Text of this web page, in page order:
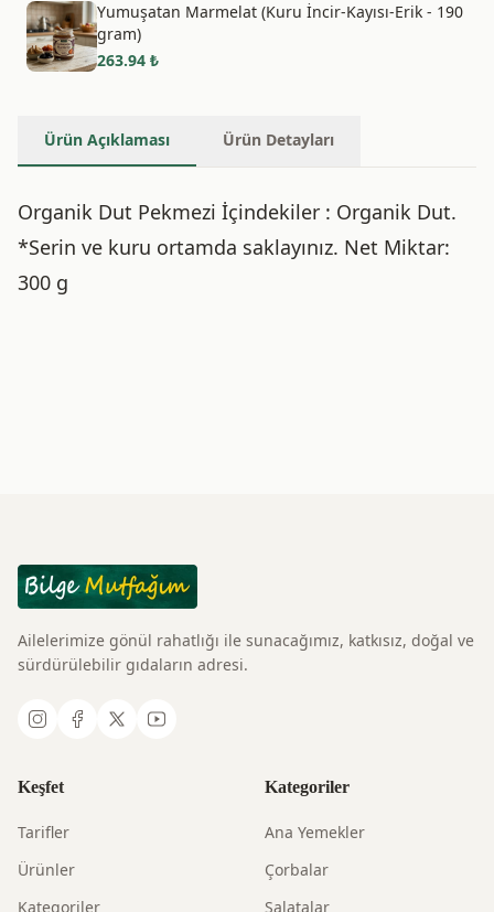
Yumuşatan Marmelat (Kuru İncir-Kayısı-Erik - 190
gram)
263.94 ₺
Ürün Açıklaması Ürün Detayları
Organik Dut Pekmezi İçindekiler : Organik Dut.
*Serin ve kuru ortamda saklayınız. Net Miktar:
300 g
Ailelerimize gönül rahatlığı ile sunacağımız, katkısız, doğal ve
sürdürülebilir gıdaların adresi.
Keşfet
Tarifler
Ürünler
Kategoriler
Kategoriler
Ana Yemekler
Çorbalar
Salatalar